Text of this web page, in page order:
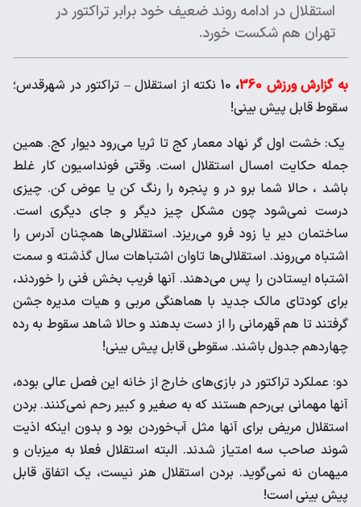
استقلال در ادامه روند ضعیف خود برابر تراکتور در
تهران هم شکست خورد.
به گزارش ورزش 360 ،
10 نکته از استقلال – تراکتور در شهرقدس؛
سقوط قابل پیش بینی!
یک: خشت اول گر نهاد معمار کج تا ثریا می‌رود دیوار کج. همین
جمله حکایت امسال استقلال است. وقتی فونداسیون کار غلط
باشد ، حالا شما برو در و پنجره را رنگ کن یا عوض کن. چیزی
درست نمی‌شود چون مشکل چیز دیگر و جای دیگری است.
ساختمان دیر یا زود فرو می‌ریزد. استقلالی‌ها همچنان آدرس را
اشتباه می‌روند. استقلالی‌ها تاوان اشتباهات سال گذشته و سمت
اشتباه ایستادن را پس می‌دهند. آنها فریب بخش فنی را خوردند،
برای کودتای مالک جدید با هماهنگی مربی و هیات مدیره جشن
گرفتند تا هم قهرمانی را از دست بدهند و حالا شاهد سقوط به رده
چهاردهم جدول باشند. سقوطی قابل پیش بینی!
دو: عملکرد تراکتور در بازی‌های خارج از خانه این فصل عالی بوده،
آنها مهمانی بی‌رحم هستند که به صغیر و کبیر رحم نمی‌کنند. بردن
استقلال مریض برای آنها مثل آب‌خوردن بود و بدون اینکه اذیت
شوند صاحب سه امتیاز شدند. البته استقلال فعلا به میزبان و
میهمان نه نمی‌گوید. بردن استقلال هنر نیست، یک اتفاق قابل
پیش بینی است!